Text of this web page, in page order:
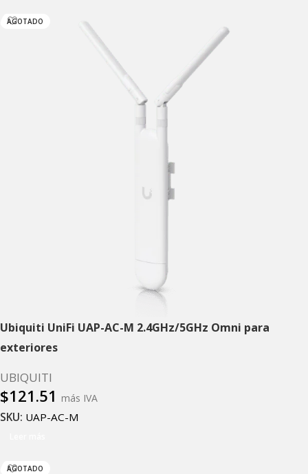
AGOTADO
Ubiquiti UniFi UAP-AC-M 2.4GHz/5GHz Omni para
exteriores
UBIQUITI
$121.51 más IVA
SKU: UAP-AC-M
AGOTADO